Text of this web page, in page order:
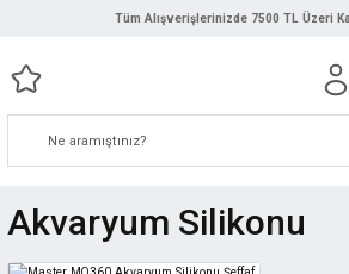
Tüm Alışverişlerinizde 7500 TL Üzeri
Akvaryum Silikonu